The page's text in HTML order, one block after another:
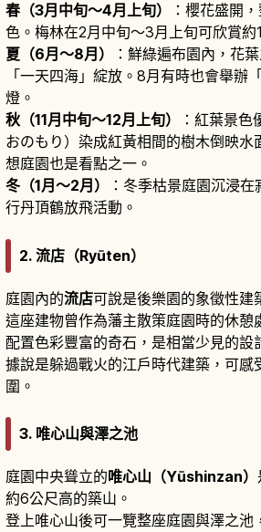
春（3月中旬～4月上旬）
：櫻花盛開
色。梅林在2月中旬～3月上旬可欣賞約
夏（6月～8月）
：鮮綠遍布園內，花
「一天四海」綻放。8月有時也會舉辦
燈。
秋（11月中旬～12月上旬）
：紅葉景色
おのもり）染成紅黃相間的樹木倒映水
想庭園也是看點之一。
冬（1月～2月）
：冬季枯景庭園沉浸
行丹頂鶴放飛活動。
2. 流店（Ryūten）
庭園內的流店可說是後樂園的象徵性建
這座建物曾作為藩主散策庭園時的休憩
配置色彩豐富的奇石，是相當少見的設
據說是躲過戰火的江戶時代建築，可感
圍。
3. 唯心山與澤之池
庭園中央聳立的唯心山（Yūshinzan）
約6公尺高的築山。
登上唯心山後可一覽整座庭園與澤之池